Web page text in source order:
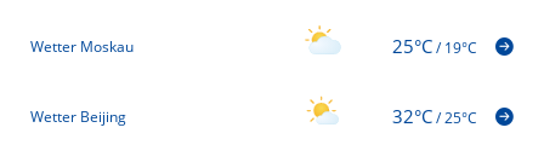
Wetter Moskau 25°C/19°C
Wetter Beijing 32°C/25°C